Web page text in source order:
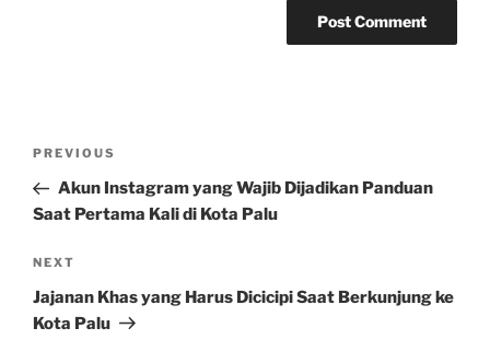
Post
Previous
Post
PREVIOUS
Akun Instagram yang Wajib Dijadikan Panduan
Saat Pertama Kali di Kota Palu
Next
Post
NEXT
Jajanan Khas yang Harus Dicicipi Saat Berkunjung ke
Kota Palu